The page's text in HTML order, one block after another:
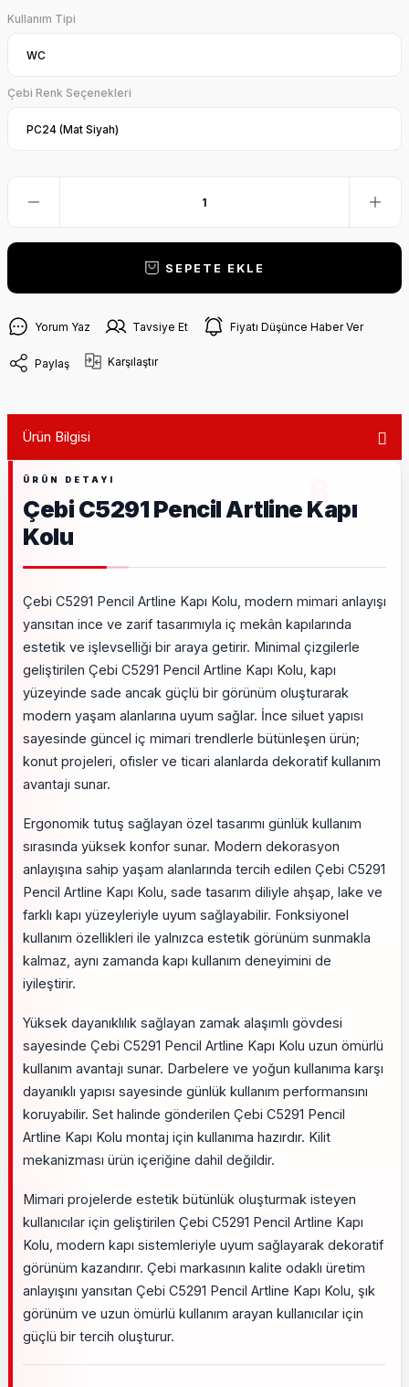
Kullanım Tipi
Çebi Renk Seçenekleri
SEPETE EKLE
Yorum Yaz Tavsiye Et Fiyatı Düşünce Haber Ver
Paylaş Karşılaştır
Ürün Bilgisi
Çebi C5291 Pencil Artline Kapı
Kolu
Çebi C5291 Pencil Artline Kapı Kolu, modern mimari anlayışı
yansıtan ince ve zarif tasarımıyla iç mekân kapılarında
estetik ve işlevselliği bir araya getirir. Minimal çizgilerle
geliştirilen Çebi C5291 Pencil Artline Kapı Kolu, kapı
yüzeyinde sade ancak güçlü bir görünüm oluşturarak
modern yaşam alanlarına uyum sağlar. İnce siluet yapısı
sayesinde güncel iç mimari trendlerle bütünleşen ürün;
konut projeleri, ofisler ve ticari alanlarda dekoratif kullanım
avantajı sunar.
Ergonomik tutuş sağlayan özel tasarımı günlük kullanım
sırasında yüksek konfor sunar. Modern dekorasyon
anlayışına sahip yaşam alanlarında tercih edilen Çebi C5291
Pencil Artline Kapı Kolu, sade tasarım diliyle ahşap, lake ve
farklı kapı yüzeyleriyle uyum sağlayabilir. Fonksiyonel
kullanım özellikleri ile yalnızca estetik görünüm sunmakla
kalmaz, aynı zamanda kapı kullanım deneyimini de
iyileştirir.
Yüksek dayanıklılık sağlayan zamak alaşımlı gövdesi
sayesinde Çebi C5291 Pencil Artline Kapı Kolu uzun ömürlü
kullanım avantajı sunar. Darbelere ve yoğun kullanıma karşı
dayanıklı yapısı sayesinde günlük kullanım performansını
koruyabilir. Set halinde gönderilen Çebi C5291 Pencil
Artline Kapı Kolu montaj için kullanıma hazırdır. Kilit
mekanizması ürün içeriğine dahil değildir.
Mimari projelerde estetik bütünlük oluşturmak isteyen
kullanıcılar için geliştirilen Çebi C5291 Pencil Artline Kapı
Kolu, modern kapı sistemleriyle uyum sağlayarak dekoratif
görünüm kazandırır. Çebi markasının kalite odaklı üretim
anlayışını yansıtan Çebi C5291 Pencil Artline Kapı Kolu, şık
görünüm ve uzun ömürlü kullanım arayan kullanıcılar için
güçlü bir tercih oluşturur.